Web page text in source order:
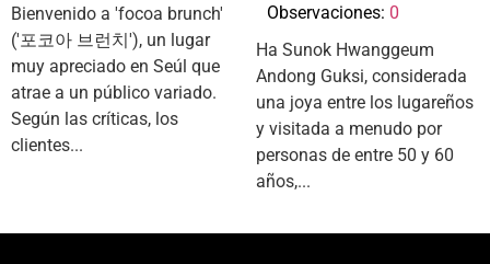
Bienvenido a 'focoa brunch'
('포코아 브런치'), un lugar
muy apreciado en Seúl que
atrae a un público variado.
Según las críticas, los
clientes...
Observaciones: 0
Ha Sunok Hwanggeum
Andong Guksi, considerada
una joya entre los lugareños
y visitada a menudo por
personas de entre 50 y 60
años,...